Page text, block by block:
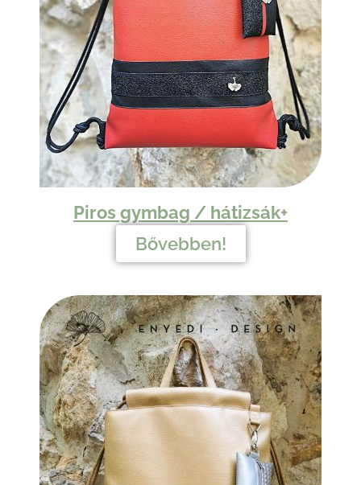
Piros gymbag / hátizsák+
Bővebben!